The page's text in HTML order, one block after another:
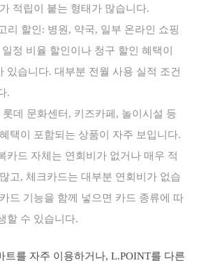
적립이 붙는 형태가 많습니다.
리 할인: 병원, 약국, 일부 온라인 쇼핑
정 비율 할인이나 청구 할인 혜택이
있습니다. 대부분 전월 사용 실적 조건
.
롯데 문화센터, 키즈카페, 놀이시설 등
택이 포함되는 상품이 자주 보입니다.
카드 자체는 연회비가 없거나 매우 적
고, 체크카드는 대부분 연회비가 없습
드 기능을 함께 넣으면 카드 종류에 따
할 수 있습니다.
트를 자주 이용하거나, L.POINT를 다른